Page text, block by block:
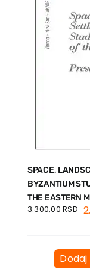
SPACE,
BYZANTIUM
THE EASTERN
3.300,00RSD